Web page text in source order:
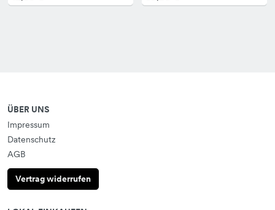
ÜBER UNS
Impressum
Datenschutz
AGB
Vertrag widerrufen